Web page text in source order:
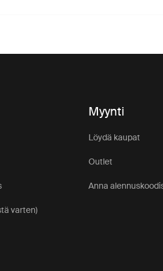
varten)
Myynti
Löydä kaupat
Outlet
Anna